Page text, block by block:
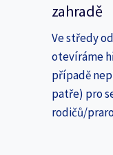
zahradě
Ve středy
otevíráme
případě
patře) pro
rodičů/